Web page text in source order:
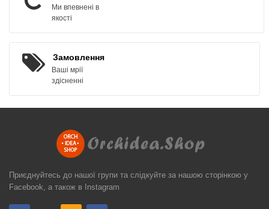
Ми впевнені в
якості
Замовлення
Ваші мрії
здісненні
Приєднуйтесь до нашої групи та слідкуйте за нашою сторінкою у
Facebook, а також в Instagram